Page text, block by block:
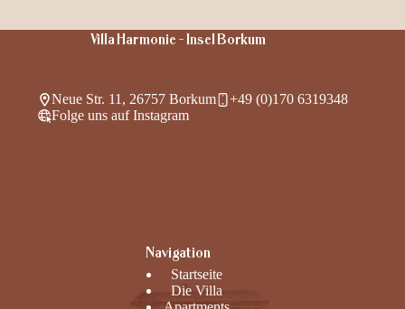
Villa Harmonie - Insel Borkum
Neue Str. 11, 26757 Borkum
+49 (0)170 6319348
Folge uns auf Instagram
Navigation
Startseite
Die Villa